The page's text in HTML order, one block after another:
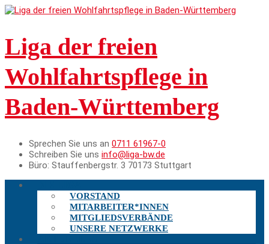
Liga der freien
Wohlfahrtspflege in
Baden-Württemberg
Sprechen Sie uns an 0711 61967-0
Schreiben Sie uns info@liga-bw.de
Büro: Stauffenbergstr. 3 70173 Stuttgart
VORSTAND
MITARBEITER*INNEN
MITGLIEDSVERBÄNDE
UNSERE NETZWERKE